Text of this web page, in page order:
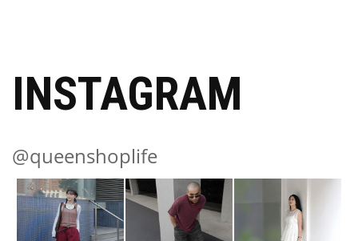
INSTAGRAM
@queenshoplife